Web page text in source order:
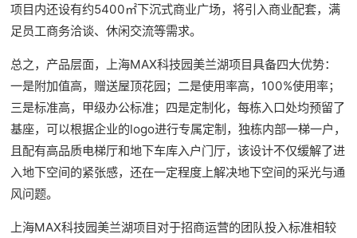
项目内还设有约5400㎡下沉式商业广场，将引入商业配套，满
足员工商务洽谈、休闲交流等需求。
总之，产品层面，上海MAX科技园美兰湖项目具备四大优势：
一是附加值高，赠送屋顶花园；二是使用率高，100%使用率；
三是标准高，甲级办公标准；四是定制化，每栋入口处均预留了
基座，可以根据企业的logo进行专属定制，独栋内部一梯一户，
且配有高品质电梯厅和地下车库入户门厅，该设计不仅缓解了进
入地下空间的紧张感，还在一定程度上解决地下空间的采光与通
风问题。
上海MAX科技园美兰湖项目对于招商运营的团队投入标准相较